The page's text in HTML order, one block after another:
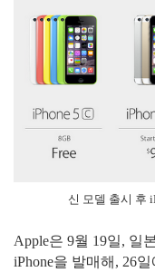
신 모델 출시 후
Apple은 9월 19일, 일
iPhone을 발매해, 26